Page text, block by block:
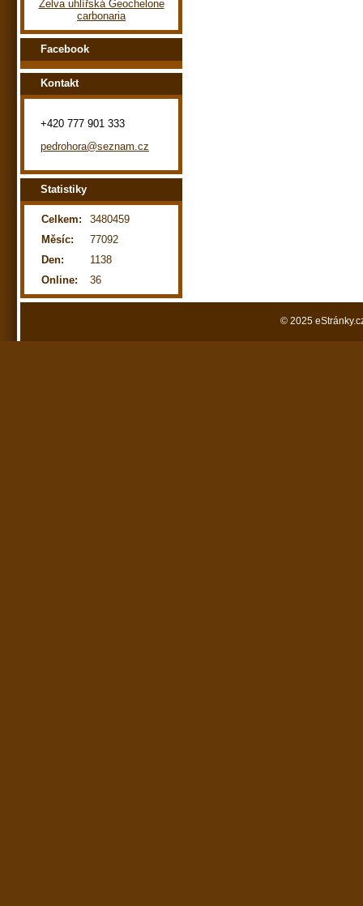
Želva uhlířská Geochelone
carbonaria
Facebook
Kontakt
+420 777 901 333
pedrohora@seznam.cz
Statistiky
Online: 36
Celkem:
3480459
Měsíc:
77092
Den:
1138
© 2025